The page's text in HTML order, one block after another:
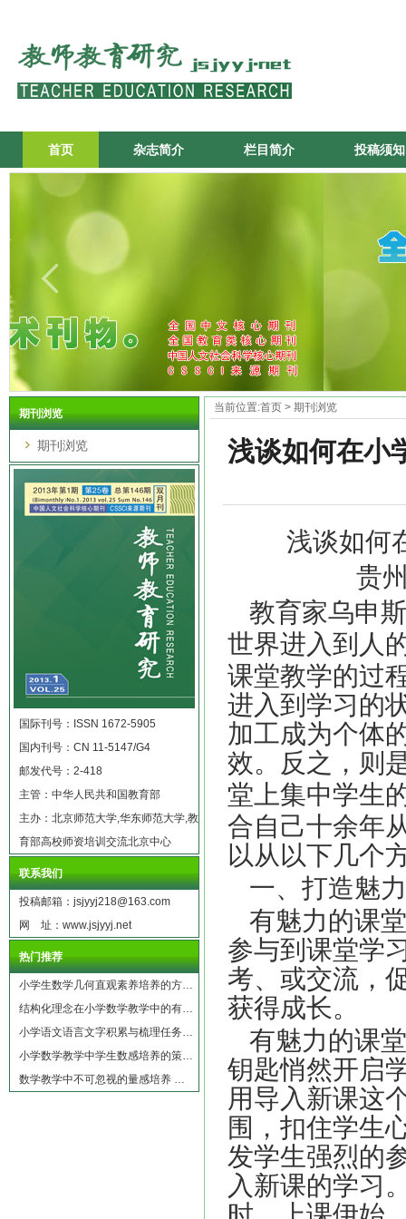
首页 杂志简介 栏目简介 投稿须知
期刊浏览
期刊浏览
国际刊号：ISSN 1672-5905
国内刊号：CN 11-5147/G4
邮发代号：2-418
主管：中华人民共和国教育部
主办：北京师范大学,华东师范大学,教
育部高校师资培训交流北京中心
联系我们
投稿邮箱：jsjyyj218@163.com
网 址：www.jsjyyj.net
热门推荐
小学生数学几何直观素养培养的方…
结构化理念在小学数学教学中的有…
小学语文语言文字积累与梳理任务…
小学数学教学中学生数感培养的策…
数学教学中不可忽视的量感培养 …
当前位置:首页 > 期刊浏览
浅谈如何在小
浅谈如何
贵
教育家乌申
世界进入到人
课堂教学的过
进入到学习的
加工成为个体
效。反之，则
堂上集中学生
合自己十余年
以从以下几个
一、打造魅
有魅力的课
参与到课堂学
考、或交流，
获得成长。
有魅力的课
钥匙悄然开启
用导入新课这
围，扣住学生
发学生强烈的
入新课的学习